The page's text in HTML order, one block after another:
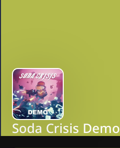
Soda Crisis Demo